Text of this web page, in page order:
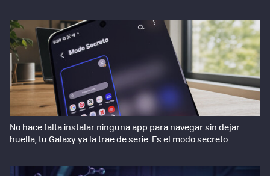
No hace falta instalar ninguna app para navegar sin dejar
huella, tu Galaxy ya la trae de serie. Es el modo secreto